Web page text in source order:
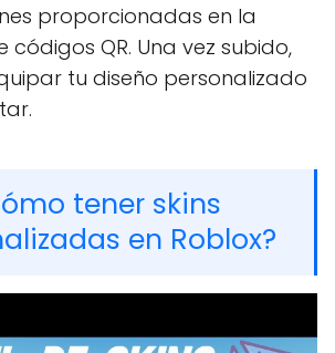
proporcionadas en la
códigos QR. Una vez subido,
tu diseño personalizado
tener skins
en Roblox?